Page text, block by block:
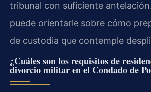
tribunal con suficiente
puede orientarle sobre cómo
de custodia que contemple
¿Cuáles son los requisitos de
divorcio militar en el Condado de